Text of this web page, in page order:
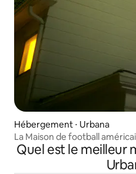
Hébergement ⋅ Urbana
La Maison de football
Quel est le meilleur